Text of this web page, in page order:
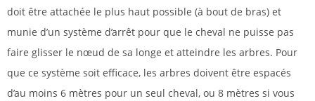
doit être attachée le plus haut possible (à bout de bras) et
munie d’un système d’arrêt pour que le cheval ne puisse pas
faire glisser le nœud de sa longe et atteindre les arbres. Pour
que ce système soit efficace, les arbres doivent être espacés
d’au moins 6 mètres pour un seul cheval, ou 8 mètres si vous